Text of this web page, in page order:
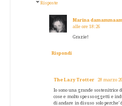
Risposte
Marina
alle ore 18:26
Grazie!
Rispondi
The Lazy Trotter 28 marzo
Io sono una grande sostenitrice
cose e molto spesso oggetti e
di andare in disuso solo perche'